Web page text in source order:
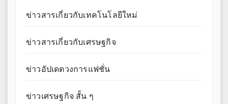
ข่าวสารเกี่ยวกับเทคโนโลยีใหม่
ข่าวสารเกี่ยวกับเศรษฐกิจ
ข่าวอัปเดตวงการแฟชั่น
ข่าวเศรษฐกิจ สั้น ๆ